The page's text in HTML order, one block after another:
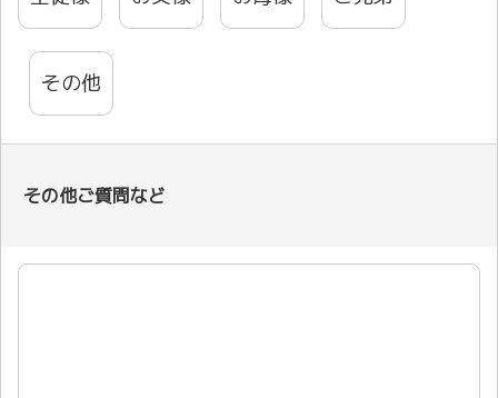
その他
その他ご質問など